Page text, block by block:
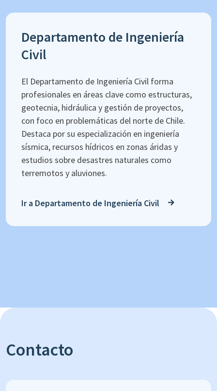
Departamento de Ingeniería
Civil
El Departamento de Ingeniería Civil forma
profesionales en áreas clave como estructuras,
geotecnia, hidráulica y gestión de proyectos,
con foco en problemáticas del norte de Chile.
Destaca por su especialización en ingeniería
sísmica, recursos hídricos en zonas áridas y
estudios sobre desastres naturales como
terremotos y aluviones.
Ir a Departamento de Ingeniería Civil
Contacto